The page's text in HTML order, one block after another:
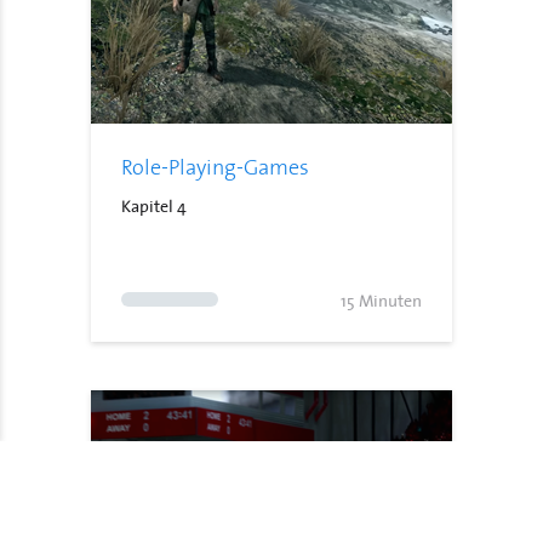
Role-Playing-Games
Kapitel 4
15 Minuten